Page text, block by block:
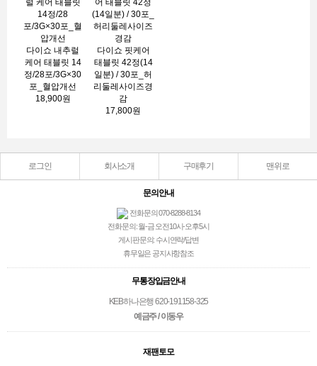
다이쇼 내추럴
케어 태블릿 14
정/28포/3G×30
포_혈압개선
18,900원
다이쇼 핏케어
태블릿 42정(14
일분) / 30포_허
리둘레사이즈경
감
17,800원
로그인 회사소개 구매후기 맨위로
문의안내
전화문의 070-8288-8134
전화문의: 월-금 오전10시-오후5시
게시판문의: 수시연락/답변
휴무일은 공지사항참조
무통장입금안내
KEB하나은행 620-191158-325
예금주 / 이동우
재팬토모